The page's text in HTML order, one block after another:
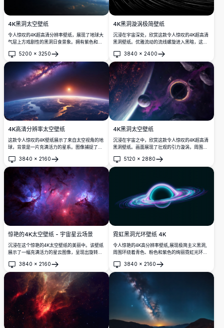
4K黑洞太空壁纸
令人惊叹的4K超高清分辨率壁纸，展现了地球大
气层上方戏剧性的黑洞日食景象。拥有紫色和蓝
打造完美的桌面背景史诗太空场景。
5200 × 3250
打开
4K黑洞漩涡极简壁纸
沉浸在宇宙深处，欣赏这款令人惊叹的4K超高清
黑洞壁纸。优雅流动的流线螺旋进入黑暗，这种
常适合现代桌面和显示器。
3840 × 2400
打开
4K高清分辨率太空壁纸
这款令人惊叹的4K壁纸展示了来自太空视角的地
球，背景是一片充满活力的星系。图像捕捉了地
非常适合作为桌面或移动设备的背景，提供了我
们世界和宇宙的壮丽景观。
3840 × 2160
打开
4K黑洞太空壁纸
沉浸在宇宙之中，欣赏这款令人惊叹的4K超高清
黑洞壁纸。画面展现了壮观的引力漩涡，周围环
航员。完美适合热爱太空的爱好者，为桌面或移
动设备屏幕带来震撼的宇宙视觉体验。
5120 × 2880
打开
惊艳的4K太空壁纸 - 宇宙星云场景
沉浸在这个惊艳的4K太空壁纸的美丽中。该壁纸
展示了一幅充满活力的星云图像，呈现出旋转的
人生畏的太空深处。作为桌面或移动设备背景，
它展示出复杂的宇宙细节，是太空爱好者和壁纸
收藏家理想的选择。
3840 × 2160
打开
霓虹黑洞光环壁纸 4K
令人惊艳的4K高分辨率壁纸,展现极简主义黑洞,
周围环绕着青色、粉色和紫色的绚丽霓虹光环。
雅,非常适合追求现代、吸睛背景的太空爱好者,
具有高级品质细节。
3840 × 2160
打开